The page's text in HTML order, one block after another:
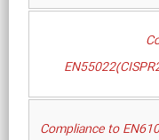
Compliance to